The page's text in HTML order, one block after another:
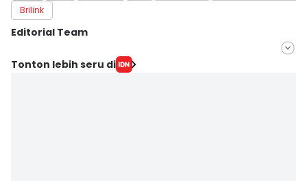
Brilink
Editorial Team
Editor
Tonton lebih seru di